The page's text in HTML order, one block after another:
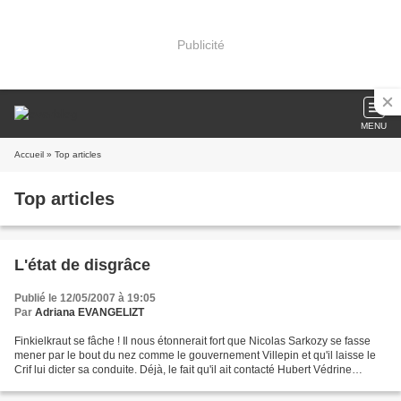
Publicité
MENU
Accueil » Top articles
Top articles
L'état de disgrâce
Publié le 12/05/2007 à 19:05
Par Adriana EVANGELIZT
Finkielkraut se fâche ! Il nous étonnerait fort que Nicolas Sarkozy se fasse
mener par le bout du nez comme le gouvernement Villepin et qu'il laisse le
Crif lui dicter sa conduite. Déjà, le fait qu'il ait contacté Hubert Védrine